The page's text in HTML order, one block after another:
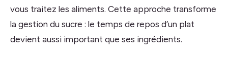
vous traitez les aliments. Cette approche transforme
la gestion du sucre : le temps de repos d’un plat
devient aussi important que ses ingrédients.